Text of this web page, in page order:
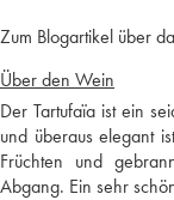
Zum Blogartikel über
Über den Wein
Der Tartufaïa ist ein
und überaus elegant
Früchten und
Abgang. Ein sehr